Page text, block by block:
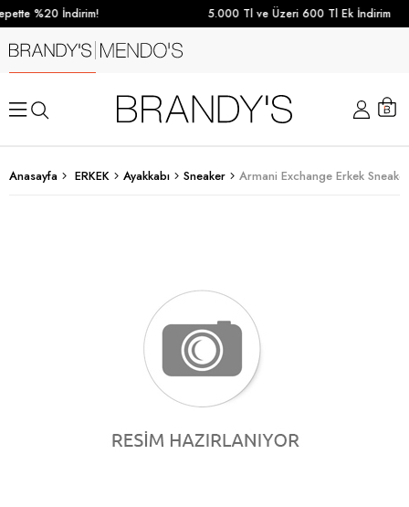
%20 İndirim! 5.000 Tl ve Üzeri 600 Tl Ek İndirim
Anasayfa ERKEK Ayakkabı Sneaker Armani Exchange Erkek